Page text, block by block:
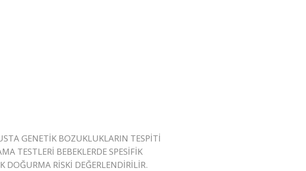
GENETİK BOZUKLUKLARIN TESPİTİ
TESTLERİ BEBEKLERDE SPESİFİK
DOĞURMA RİSKİ DEĞERLENDİRİLİR.